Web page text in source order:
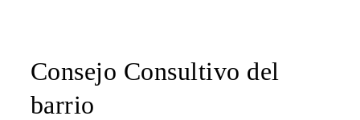
Consejo Consultivo del
barrio